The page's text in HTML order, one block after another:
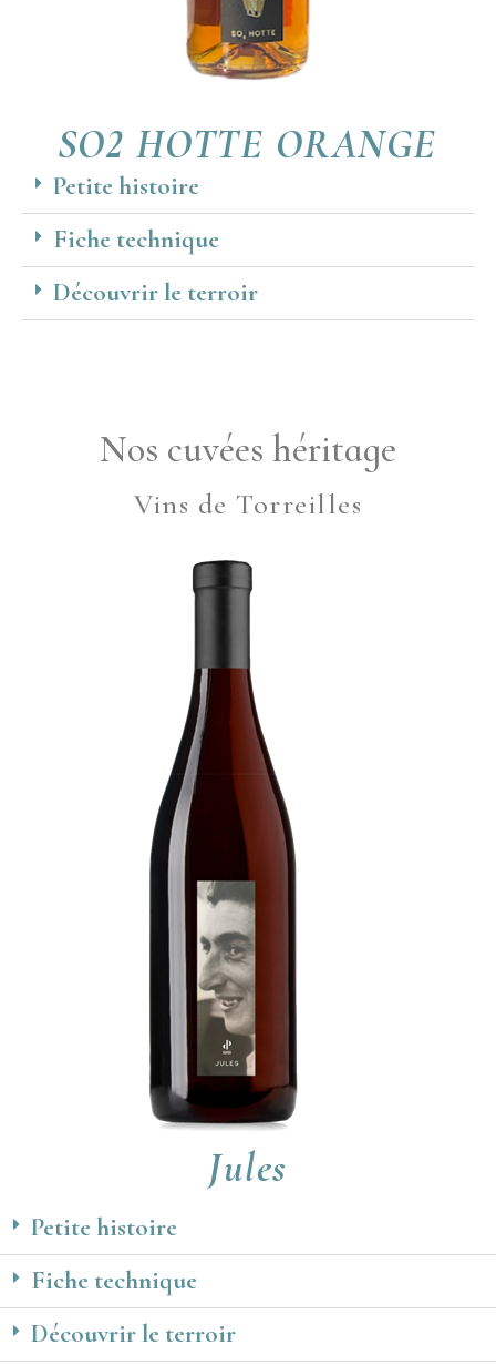
SO2 HOTTE ORANGE
Petite histoire
Fiche technique
Découvrir le terroir
Nos cuvées héritage
Vins de Torreilles
Jules
Petite histoire
Fiche technique
Découvrir le terroir